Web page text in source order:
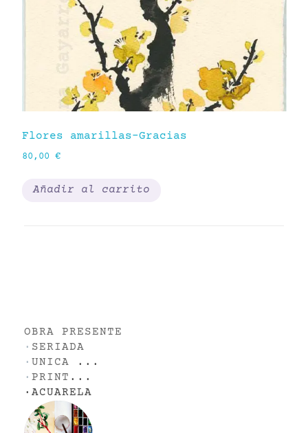
Flores amarillas-Gracias
80,00 €
Añadir al carrito
OBRA PRESENTE
· SERIADA
· UNICA ...
· PRINT ...
· ACUARELA